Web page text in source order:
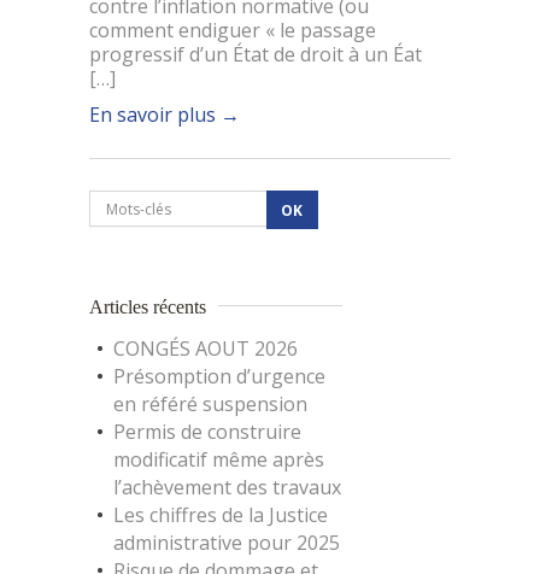
contre l’inflation normative (ou
comment endiguer « le passage
progressif d’un État de droit à un Éat
[…]
En savoir plus →
Articles récents
CONGÉS AOUT 2026
Présomption d’urgence
en référé suspension
Permis de construire
modificatif même après
l’achèvement des travaux
Les chiffres de la Justice
administrative pour 2025